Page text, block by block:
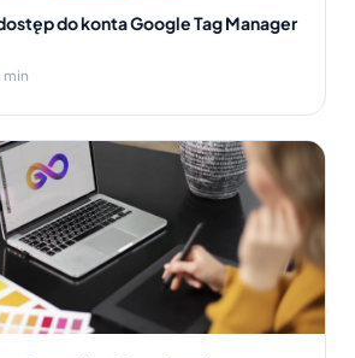
do konta Google Tag Manager
min